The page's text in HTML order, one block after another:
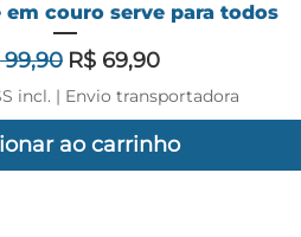
em couro serve para todos
normal
99,90 Preço promocional
R$ 69,90
incl. | Envio transportadora
ao carrinho